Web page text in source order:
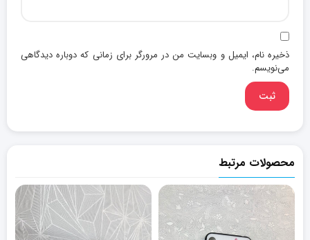
ذخیره نام، ایمیل و وبسایت من در مرورگر برای زمانی که دوباره دیدگاهی
می‌نویسم.
محصولات مرتبط